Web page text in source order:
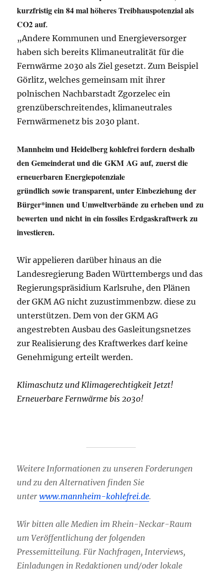
kurzfristig ein 84 mal höheres Treibhauspotenzial als
CO2 auf.
„Andere Kommunen und Energieversorger
haben sich bereits Klimaneutralität für die
Fernwärme 2030 als Ziel gesetzt. Zum Beispiel
Görlitz, welches gemeinsam mit ihrer
polnischen Nachbarstadt Zgorzelec ein
grenzüberschreitendes, klimaneutrales
Fernwärmenetz bis 2030 plant.
Mannheim und Heidelberg kohlefrei fordern deshalb
den Gemeinderat und die GKM AG auf, zuerst die
erneuerbaren Energiepotenziale
gründlich sowie transparent, unter Einbeziehung der
Bürger*innen und Umweltverbände zu erheben und zu
bewerten und nicht in ein fossiles Erdgaskraftwerk zu
investieren.
Wir appelieren darüber hinaus an die
Landesregierung Baden Württembergs und das
Regierungspräsidium Karlsruhe, den Plänen
der GKM AG nicht zuzustimmenbzw. diese zu
unterstützen. Dem von der GKM AG
angestrebten Ausbau des Gasleitungsnetzes
zur Realisierung des Kraftwerkes darf keine
Genehmigung erteilt werden.
Klimaschutz und Klimagerechtigkeit Jetzt!
Erneuerbare Fernwärme bis 2030!
Weitere Informationen zu unseren Forderungen
und zu den Alternativen finden Sie
unterwww.mannheim-kohlefrei.de.
Wir bitten alle Medien im Rhein-Neckar-Raum
um Veröffentlichung der folgenden
Pressemitteilung. Für Nachfragen, Interviews,
Einladungen in Redaktionen und/oder lokale